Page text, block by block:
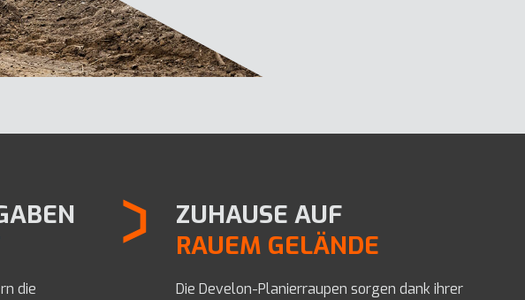
die
ZUHAUSE AUF
RAUEM GELÄNDE
Die Develon-Planierraupen sorgen dank ihrer